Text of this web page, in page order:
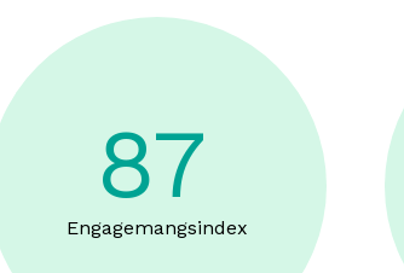
87
Engagemangsindex